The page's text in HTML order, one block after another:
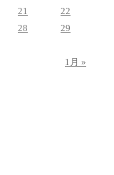
21
22
28
29
1月 »